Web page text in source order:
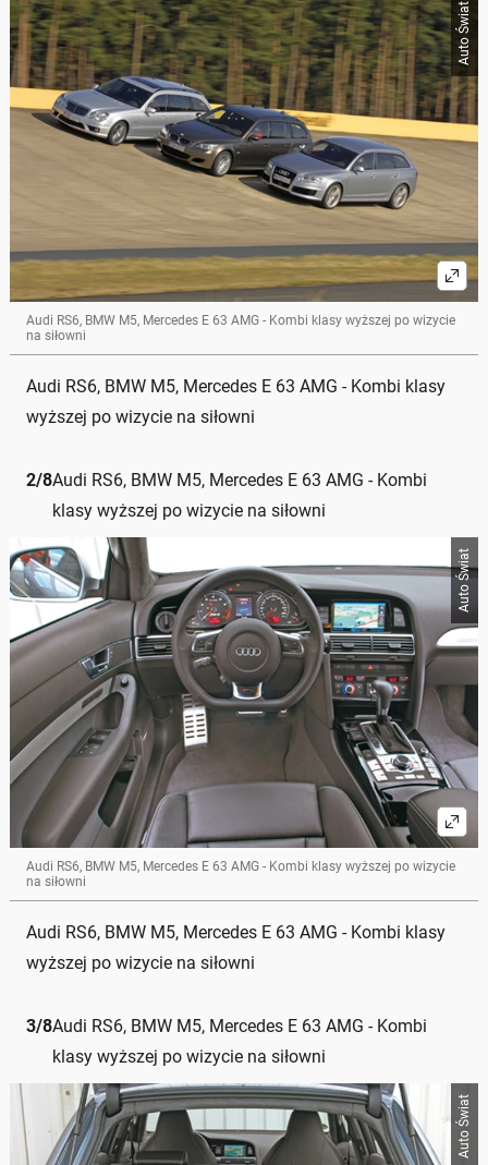
Auto Świat
Audi RS6, BMW M5, Mercedes E 63 AMG - Kombi klasy wyższej po wizycie
na siłowni
Audi RS6, BMW M5, Mercedes E 63 AMG - Kombi klasy
wyższej po wizycie na siłowni
2/8Audi RS6, BMW M5, Mercedes E 63 AMG - Kombi
klasy wyższej po wizycie na siłowni
Auto Świat
Audi RS6, BMW M5, Mercedes E 63 AMG - Kombi klasy wyższej po wizycie
na siłowni
Audi RS6, BMW M5, Mercedes E 63 AMG - Kombi klasy
wyższej po wizycie na siłowni
3/8Audi RS6, BMW M5, Mercedes E 63 AMG - Kombi
klasy wyższej po wizycie na siłowni
Auto Świat